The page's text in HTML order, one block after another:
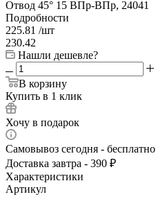
Отвод 45° 15 ВПр-ВПр, 24041
Подробности
225.81 /шт
230.42
Нашли дешевле?
В корзину
Купить в 1 клик
Хочу в подарок
Самовывоз сегодня - бесплатно
Доставка завтра - 390 ₽
Характеристики
Артикул